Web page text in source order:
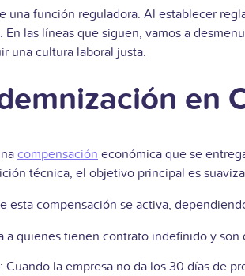
una función reguladora. Al establecer
En las líneas que siguen, vamos a
una cultura laboral justa.
en
compensación económica que se
técnica, el objetivo principal es
esta compensación se activa,
a quienes tienen contrato indefinido y
: Cuando la empresa no da los 30 días de